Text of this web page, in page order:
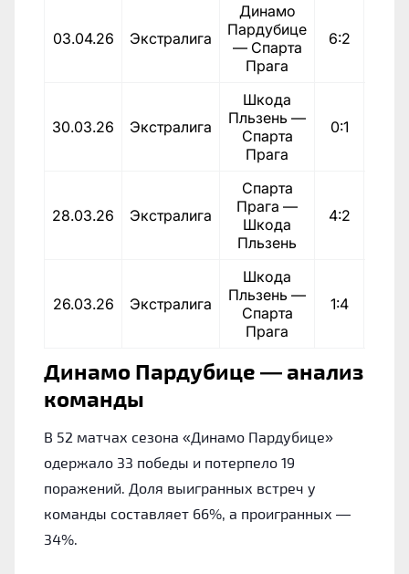
03.04.26 Экстралига
Динамо
Пардубице
— Спарта
Прага
6:2
30.03.26 Экстралига
Шкода
Пльзень —
Спарта
Прага
0:1
28.03.26 Экстралига
Спарта
Прага —
Шкода
Пльзень
4:2
26.03.26 Экстралига
Шкода
Пльзень —
Спарта
Прага
1:4
Динамо Пардубице — анализ
команды
В 52 матчах сезона «Динамо Пардубице»
одержало 33 победы и потерпело 19
поражений. Доля выигранных встреч у
команды составляет 66%, а проигранных —
34%.